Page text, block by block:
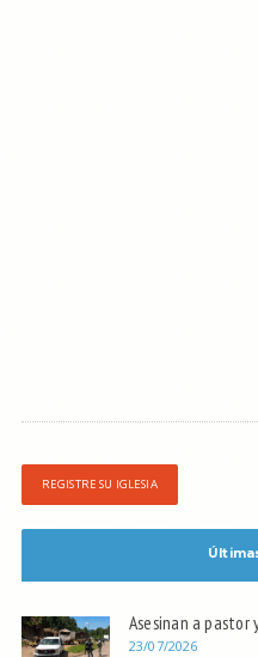
REGISTRE SU IGLESIA
Asesinan a pastor
23/07/2026